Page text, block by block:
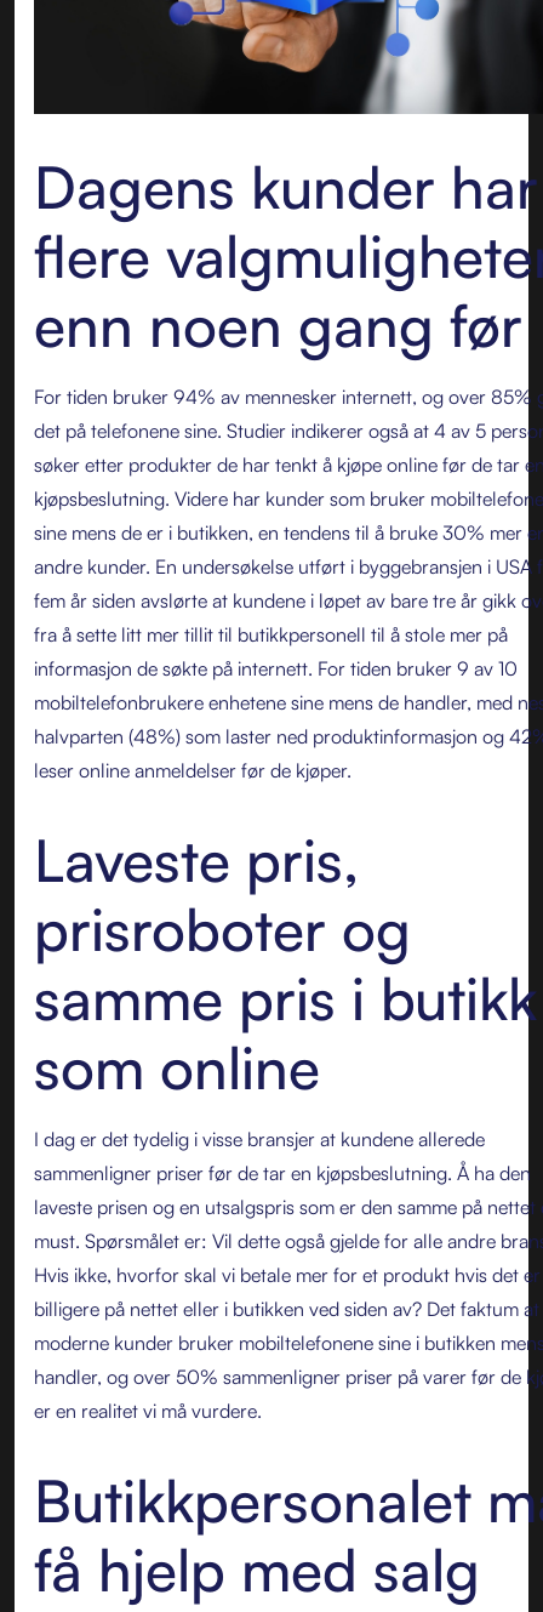
Dagens kunder har
flere
enn noen gang før
For tiden bruker 94% av mennesker internett, og over 85%
det på telefonene sine. Studier indikerer også at 4 av 5
søker etter produkter de har tenkt å kjøpe online før de tar
kjøpsbeslutning. Videre har kunder som bruker
sine mens de er i butikken, en tendens til å bruke 30% mer
andre kunder. En undersøkelse utført i byggebransjen i USA
fem år siden avslørte at kundene i løpet av bare tre år gikk
fra å sette litt mer tillit til butikkpersonell til å stole mer på
informasjon de søkte på internett. For tiden bruker 9 av 10
mobiltelefonbrukere enhetene sine mens de handler, med
halvparten (48%) som laster ned produktinformasjon og
leser online anmeldelser før de kjøper.
Laveste pris,
prisroboter og
samme pris i butikk
som online
I dag er det tydelig i visse bransjer at kundene allerede
sammenligner priser før de tar en kjøpsbeslutning. Å ha den
laveste prisen og en utsalgspris som er den samme på nettet
must. Spørsmålet er: Vil dette også gjelde for alle andre
Hvis ikke, hvorfor skal vi betale mer for et produkt hvis det er
billigere på nettet eller i butikken ved siden av? Det faktum at
moderne kunder bruker mobiltelefonene sine i butikken
handler, og over 50% sammenligner priser på varer før de
er en realitet vi må vurdere.
Butikkpersonalet
få hjelp med salg